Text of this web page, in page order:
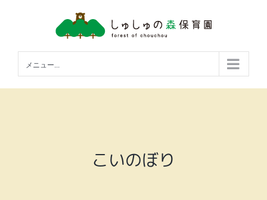
メニュー...
こいのぼり